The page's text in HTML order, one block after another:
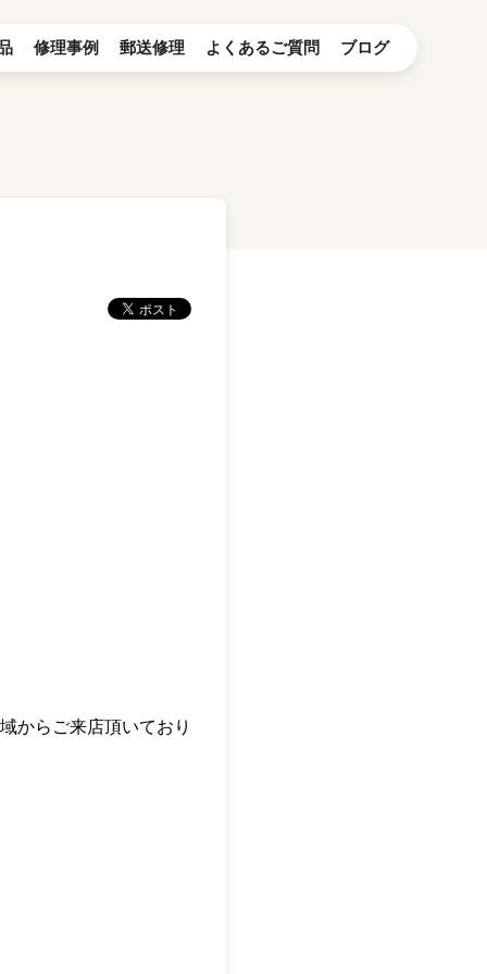
修理事例 郵送修理 よくあるご質問 ブログ
からご来店頂いており